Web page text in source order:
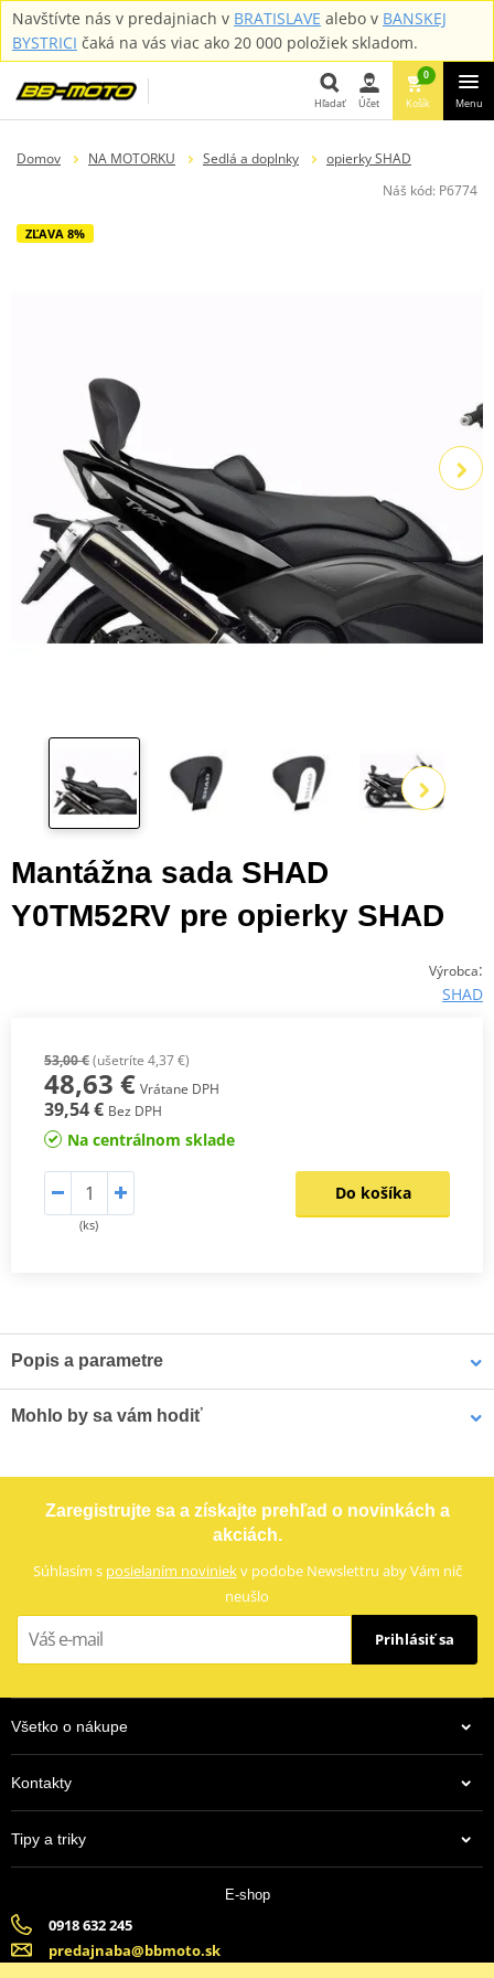
Navštívte nás v predajniach v BRATISLAVE alebo v BANSKEJ
BYSTRICI čaká na vás viac ako 20 000 položiek skladom.
Hľadať
Hľadať Účet
0
Košík Menu
Domov NA MOTORKU Sedlá a doplnky
opierky SHAD
Náš kód: P6774
ZĽAVA 8%
Mantážna sada SHAD
Y0TM52RV pre opierky SHAD
Výrobca:
SHAD
53,00 €(ušetríte 4,37 €)
48,63 € Vrátane DPH
39,54 € Bez DPH
Na centrálnom sklade
(ks)
Do košíka
Popis a parametre
Mohlo by sa vám hodiť
Zaregistrujte sa a získajte prehľad o novinkách a
akciách.
Súhlasím s posielaním noviniekv podobe Newslettru aby Vám nič
neušlo
Prihlásiť sa
Všetko o nákupe
Kontakty
Tipy a triky
E-shop
0918 632 245
predajnaba@bbmoto.sk